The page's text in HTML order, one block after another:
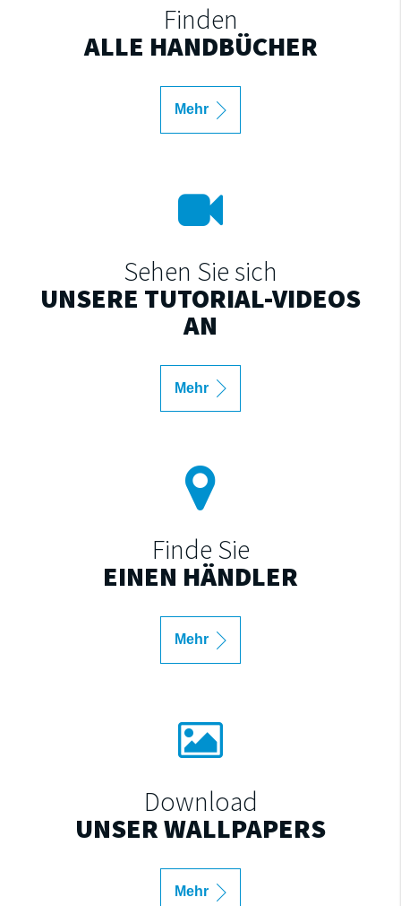
Finden
ALLE HANDBÜCHER
Mehr
Sehen Sie sich
UNSERE TUTORIAL-VIDEOS
AN
Mehr
Finde Sie
EINEN HÄNDLER
Mehr
Download
UNSER WALLPAPERS
Mehr